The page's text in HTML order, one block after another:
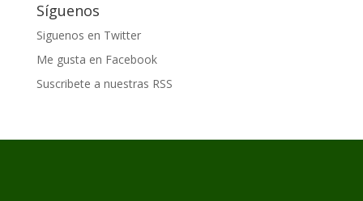
Síguenos
Siguenos en Twitter
Me gusta en Facebook
Suscribete a nuestras RSS